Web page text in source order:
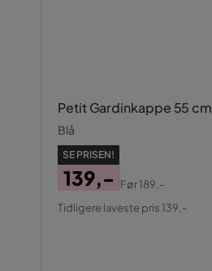
Petit Gardinkappe 55 cm
Blå
SE PRISEN!
Pris
139,-
Original
Før189,-
Tidligere laveste pris 139,-